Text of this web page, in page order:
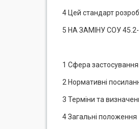
4 Цей стандарт
5 НА ЗАМІНУ СОУ
1 Сфера застосування
2 Нормативні
3 Терміни та
4 Загальні положення